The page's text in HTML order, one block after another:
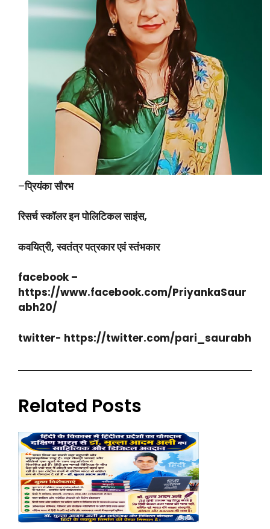
–प्रियंका सौरभ
रिसर्च स्कॉलर इन पोलिटिकल साइंस,
कवयित्री, स्वतंत्र पत्रकार एवं स्तंभकार
facebook –
https://www.facebook.com/PriyankaSaur
abh20/
twitter- https://twitter.com/pari_saurabh
Related Posts